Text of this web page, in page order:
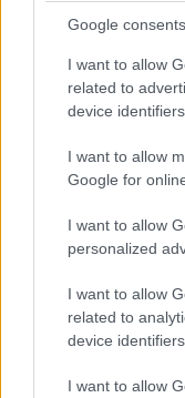
Google consents
I want to allow
related to
device
I want to allow
Google for
I want to allow
personalized
I want to allow
related to
device
I want to allow
Η αυτοκρατορία
που φέρεται να
όρος Greek Mafia